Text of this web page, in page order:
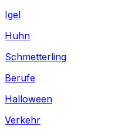
Igel
Huhn
Schmetterling
Berufe
Halloween
Verkehr